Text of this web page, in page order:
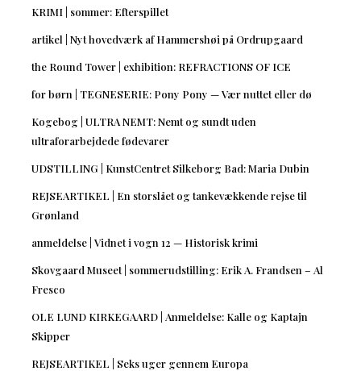
KRIMI | sommer: Efterspillet
artikel | Nyt hovedværk af Hammershøi på Ordrupgaard
the Round Tower | exhibition: REFRACTIONS OF ICE
for børn | TEGNESERIE: Pony Pony — Vær nuttet eller dø
Kogebog | ULTRA NEMT: Nemt og sundt uden
ultraforarbejdede fødevarer
UDSTILLING | KunstCentret Silkeborg Bad: Maria Dubin
REJSEARTIKEL | En storslået og tankevækkende rejse til
Grønland
anmeldelse | Vidnet i vogn 12 — Historisk krimi
Skovgaard Museet | sommerudstilling: Erik A. Frandsen – Al
Fresco
OLE LUND KIRKEGAARD | Anmeldelse: Kalle og Kaptajn
Skipper
REJSEARTIKEL | Seks uger gennem Europa